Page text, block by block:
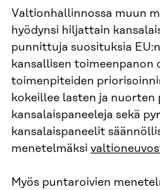
Valtionhallinnossa muun
hyödynsi hiljattain
punnittuja suosituksia
kansallisen toimeenpanon
toimenpiteiden
kokeillee lasten ja nuorten
kansalaispaneeleja sekä
kansalaispaneelit
menetelmäksi
Myös puntaroivien